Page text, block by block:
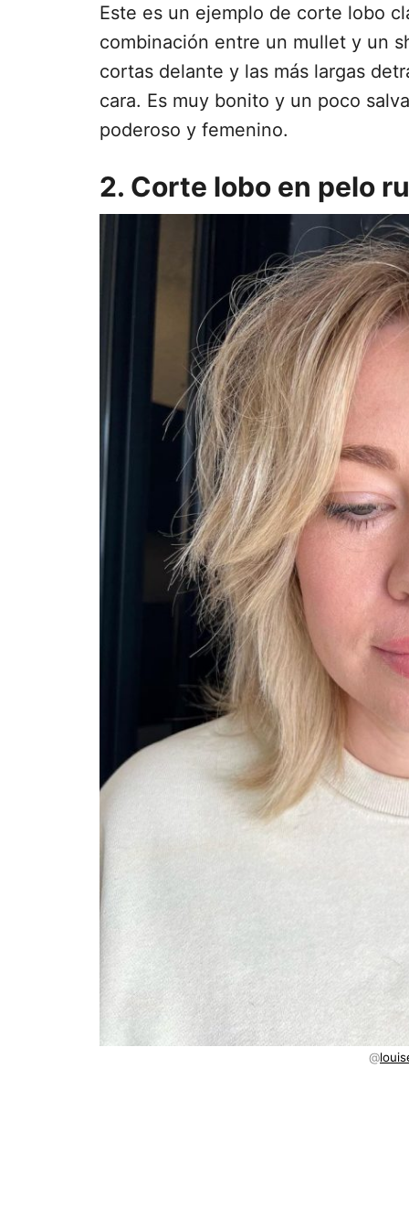
Este es un ejemplo de corte lobo
combinación entre un mullet y un
cortas delante y las más largas
cara. Es muy bonito y un poco
poderoso y femenino.
2. Corte lobo en pelo
@